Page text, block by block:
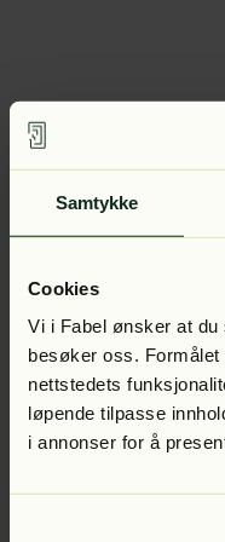
Samtykke
Cookies
Vi i Fabel ønsker at
besøker oss.
nettstedets
løpende tilpasse
i annonser for å